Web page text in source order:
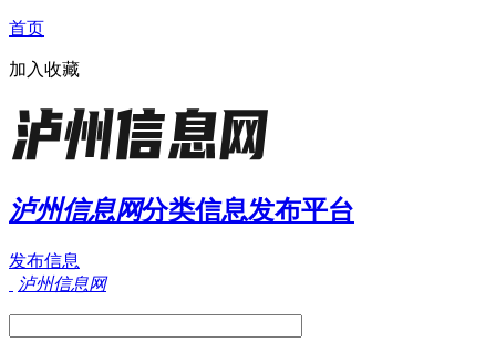
首页
加入收藏
泸州信息网分类信息发布平台
发布信息
泸州信息网